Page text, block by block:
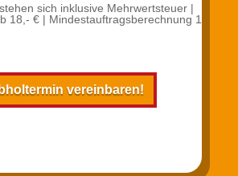
sich inklusive Mehrwertsteuer |
18,- € | Mindestauftragsberechnung 1
vereinbaren!